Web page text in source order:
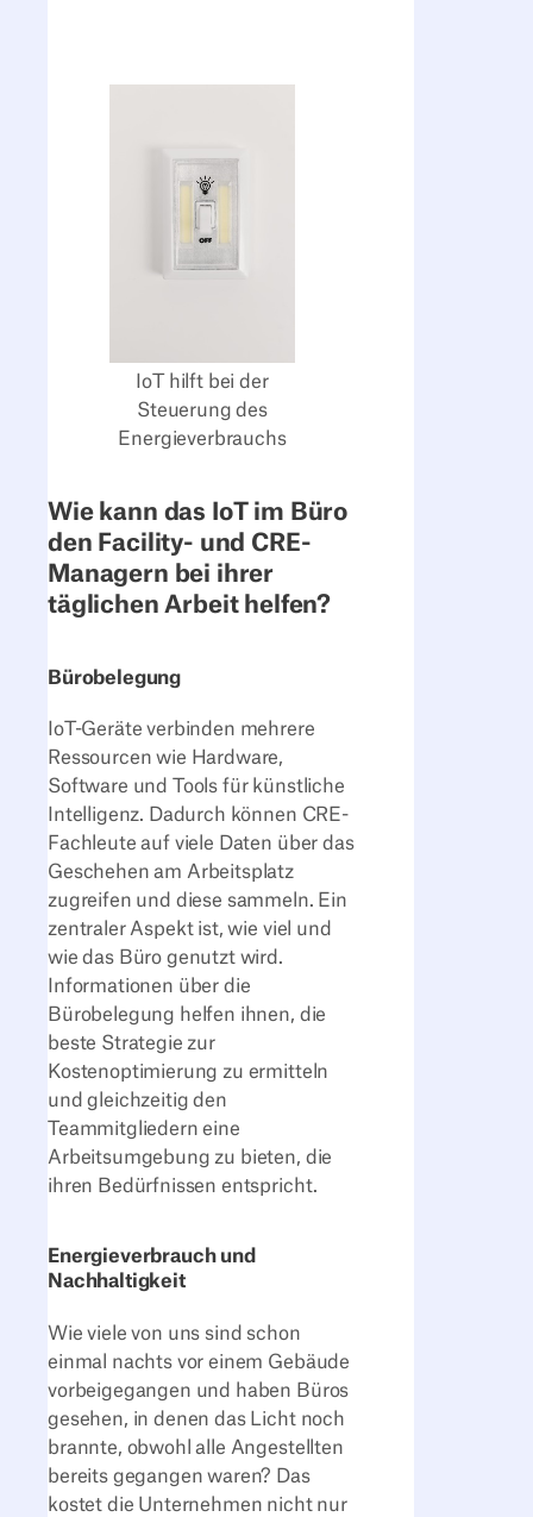
IoT hilft bei der
Steuerung des
Energieverbrauchs
Wie kann das IoT im Büro
den Facility- und CRE-
Managern bei ihrer
täglichen Arbeit helfen?
Bürobelegung
IoT-Geräte verbinden mehrere
Ressourcen wie Hardware,
Software und Tools für künstliche
Intelligenz. Dadurch können CRE-
Fachleute auf viele Daten über das
Geschehen am Arbeitsplatz
zugreifen und diese sammeln. Ein
zentraler Aspekt ist, wie viel und
wie das Büro genutzt wird.
Informationen über die
Bürobelegung helfen ihnen, die
beste Strategie zur
Kostenoptimierung zu ermitteln
und gleichzeitig den
Teammitgliedern eine
Arbeitsumgebung zu bieten, die
ihren Bedürfnissen entspricht.
Energieverbrauch und
Nachhaltigkeit
Wie viele von uns sind schon
einmal nachts vor einem Gebäude
vorbeigegangen und haben Büros
gesehen, in denen das Licht noch
brannte, obwohl alle Angestellten
bereits gegangen waren? Das
kostet die Unternehmen nicht nur